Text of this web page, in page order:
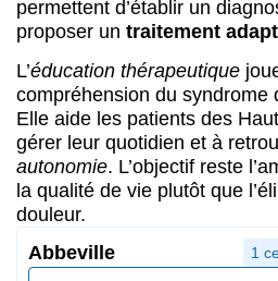
Abbeville
Ain 1 centre
Aisne 5 centres
Aix-en-Provence 1 centre
1 centre